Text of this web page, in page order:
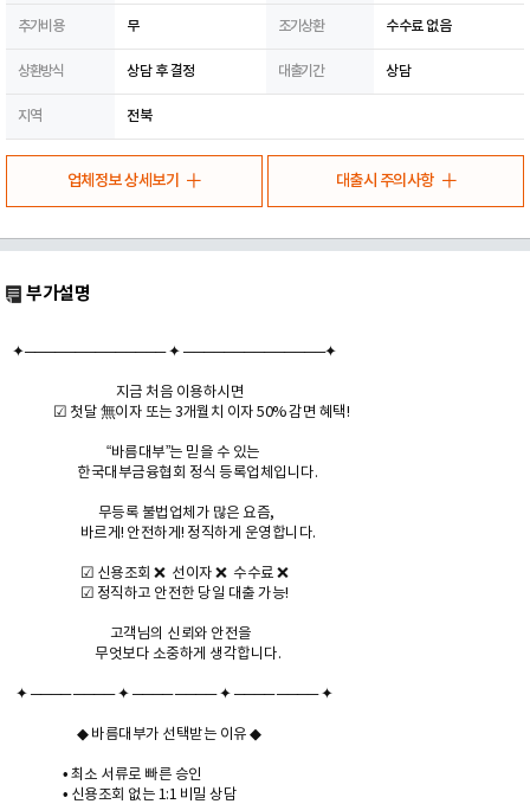
추가비용 무 조기상환 수수료 없음
상환방식 상담 후 결정 대출기간 상담
지역 전북
업체정보 상세보기 대출시 주의사항
부가설명
✦────────────── ✦ ──────────────✦
지금 처음 이용하시면
☑ 첫달 無이자 또는 3개월치 이자 50% 감면 혜택!
“바름대부”는 믿을 수 있는
한국대부금융협회 정식 등록업체입니다.
무등록 불법업체가 많은 요즘,
바르게! 안전하게! 정직하게 운영합니다.
☑ 신용조회 ❌ 선이자 ❌ 수수료 ❌
☑ 정직하고 안전한 당일 대출 가능!
고객님의 신뢰와 안전을
무엇보다 소중하게 생각합니다.
✦ ──── ──── ✦ ──── ──── ✦ ──── ──── ✦
◆ 바름대부가 선택받는 이유 ◆
• 최소 서류로 빠른 승인
• 신용조회 없는 1:1 비밀 상담